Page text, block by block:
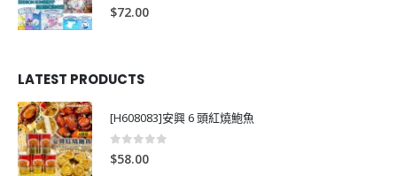
0out of 5
$72.00
LATEST PRODUCTS
[H608083]安興 6 頭紅燒鮑魚
0
$58.00